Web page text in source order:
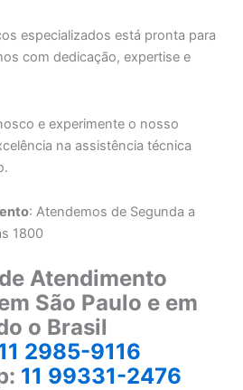
especializados está pronta para
com dedicação, expertise e
e experimente o nosso
na assistência técnica
: Atendemos de Segunda a
1800
Atendimento
São Paulo e em
o Brasil
2985-9116
11 99331-2476